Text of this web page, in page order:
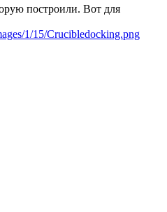
построили. Вот для
1/15/Crucibledocking.png